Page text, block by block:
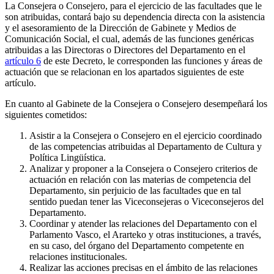
La Consejera o Consejero, para el ejercicio de las facultades que le
son atribuidas, contará bajo su dependencia directa con la asistencia
y el asesoramiento de la Dirección de Gabinete y Medios de
Comunicación Social, el cual, además de las funciones genéricas
atribuidas a las Directoras o Directores del Departamento en el
artículo 6 de este Decreto, le corresponden las funciones y áreas de
actuación que se relacionan en los apartados siguientes de este
artículo.
En cuanto al Gabinete de la Consejera o Consejero desempeñará los
siguientes cometidos:
Asistir a la Consejera o Consejero en el ejercicio coordinado
de las competencias atribuidas al Departamento de Cultura y
Política Lingüística.
Analizar y proponer a la Consejera o Consejero criterios de
actuación en relación con las materias de competencia del
Departamento, sin perjuicio de las facultades que en tal
sentido puedan tener las Viceconsejeras o Viceconsejeros del
Departamento.
Coordinar y atender las relaciones del Departamento con el
Parlamento Vasco, el Ararteko y otras instituciones, a través,
en su caso, del órgano del Departamento competente en
relaciones institucionales.
Realizar las acciones precisas en el ámbito de las relaciones